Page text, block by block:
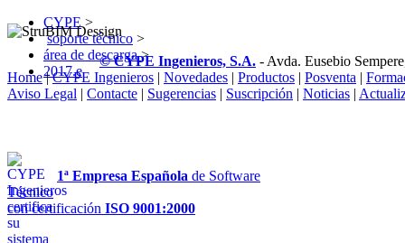
CYPE >
soporte técnico >
área de descarga>
2017.e
© CYPE Ingenieros, S.A. - Avda. Eusebio
Home|CYPE Ingenieros | Novedades | Productos | Posventa |
Aviso Legal | Contacte | Sugerencias | Suscripción | Noticias |
1ª Empresa Española de Software
Técnico
con certificación ISO 9001:2000